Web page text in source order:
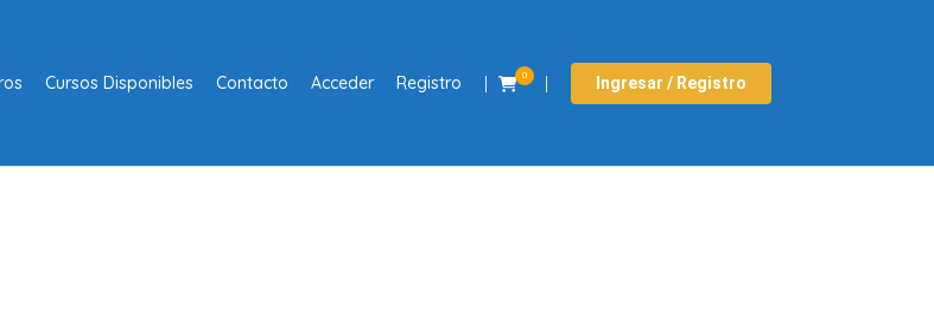
Cursos Disponibles Contacto Acceder Registro 0 Ingresar / Registro